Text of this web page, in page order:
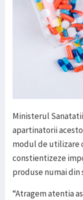
Ministerul
apartinatorii
modul de utilizare
constientizeze
produse numai din
“Atragem atentia